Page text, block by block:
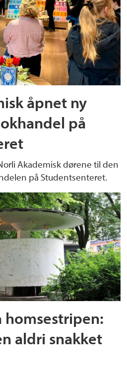
åpnet ny
på
Akademisk dørene til den
på Studentsenteret.
homsestripen:
aldri snakket